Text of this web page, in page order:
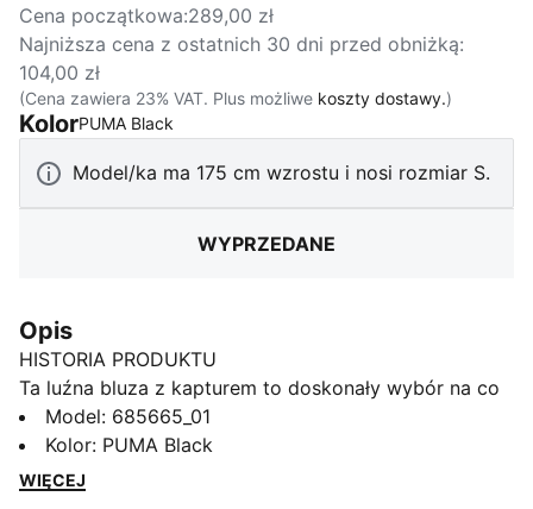
Cena początkowa:289,00 zł
Najniższa cena z ostatnich 30 dni przed obniżką:
104,00 zł
(Cena zawiera 23% VAT. Plus możliwe koszty dostawy.)
KolorPUMA Black
Model/ka ma 175 cm wzrostu i nosi rozmiar S.
WYPRZEDANE
Opis
HISTORIA PRODUKTU
Ta luźna bluza z kapturem to doskonały wybór na co
dzień. Ma gumowy nadruk graficzny i regulowany
kaptur ze sznurkami. Wstawki na panelach bocznych
dodają stylowego wyglądu. Poczuj wygodę i styl
Model: 685665_01
Kolor: PUMA Black
WIĘCEJ